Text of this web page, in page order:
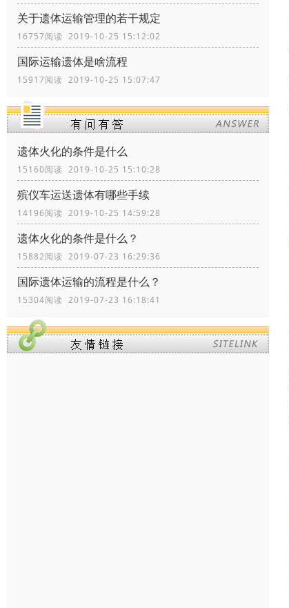
关于遗体运输管理的若干规定
16757阅读 2019-10-25 15:12:02
国际运输遗体是啥流程
15917阅读 2019-10-25 15:07:47
遗体火化的条件是什么
15160阅读 2019-10-25 15:10:28
殡仪车运送遗体有哪些手续
14196阅读 2019-10-25 14:59:28
遗体火化的条件是什么？
15882阅读 2019-07-23 16:29:36
国际遗体运输的流程是什么？
15304阅读 2019-07-23 16:18:41